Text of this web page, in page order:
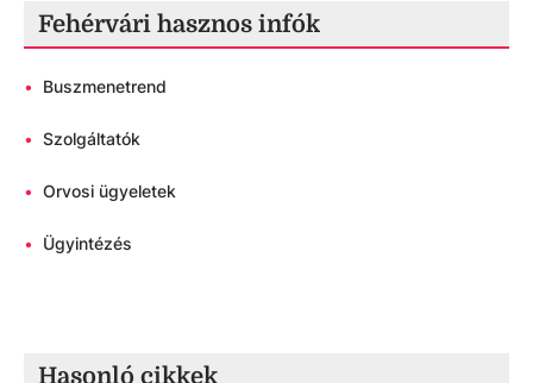
Fehérvári hasznos infók
• Buszmenetrend
• Szolgáltatók
• Orvosi ügyeletek
• Ügyintézés
Hasonló cikkek